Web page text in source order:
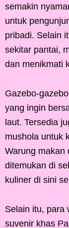
semakin
untuk
pribadi. Selain
sekitar pantai,
dan menikmati
Gazebo-
yang ingin
laut. Tersedia
mushola untuk
Warung makan
ditemukan di
kuliner di sini
Selain itu, para
suvenir khas